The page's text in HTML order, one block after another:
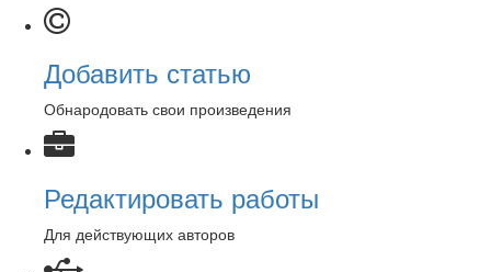
Добавить статью
Обнародовать свои произведения
Редактировать работы
Для действующих авторов